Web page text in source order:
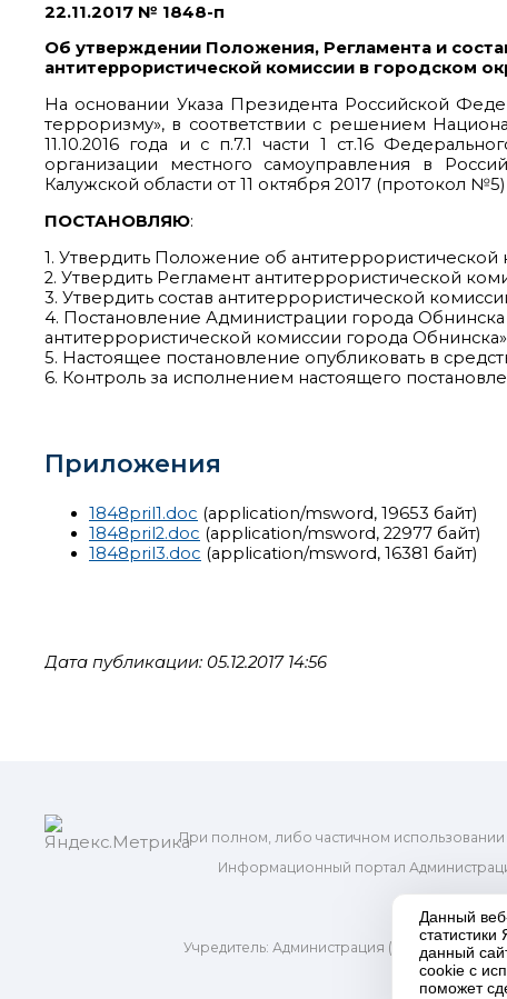
22.11.2017 № 1848-п
Об утверждении Положения, Регламента и
антитеррористической комиссии в городском
На основании Указа Президента Российской
терроризму», в соответствии с решением
11.10.2016 года и с п.7.1 части 1 ст.16
организации местного самоуправления в
Калужской области от 11 октября 2017 (протокол №5)
ПОСТАНОВЛЯЮ:
1. Утвердить Положение об
2. Утвердить Регламент антитеррористической
3. Утвердить состав антитеррористической
4. Постановление Администрации города
антитеррористической комиссии города Обнинска»
5. Настоящее постановление опубликовать в
6. Контроль за исполнением настоящего
Приложения
1848pril1.doc (application/msword, 19653 байт)
1848pril2.doc (application/msword, 22977 байт)
1848pril3.doc (application/msword, 16381 байт)
Дата публикации: 05.12.2017 14:56
При полном, либо частичном
Информационный портал
Учредитель: Администрация
Данный
данный
cookie с
поможет